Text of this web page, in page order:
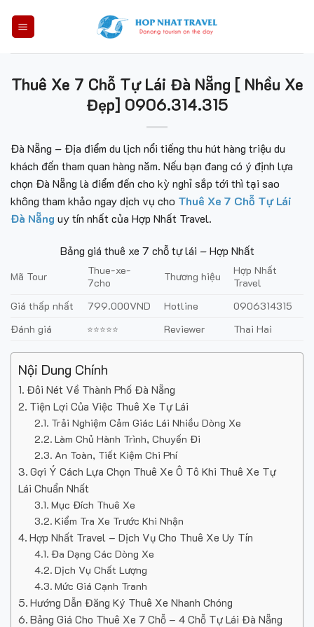
Thuê Xe 7 Chỗ Tự Lái Đà Nẵng [ Nhều Xe
Đẹp] 0906.314.315
Đà Nẵng – Địa điểm du lịch nổi tiếng thu hút hàng triệu du
khách đến tham quan hàng năm. Nếu bạn đang có ý định lựa
chọn Đà Nẵng là điểm đến cho kỳ nghỉ sắp tới thì tại sao
không tham khảo ngay dịch vụ cho Thuê Xe 7 Chỗ Tự Lái
Đà Nẵng uy tín nhất của Hợp Nhất Travel.
Bảng giá thuê xe 7 chỗ tự lái – Hợp Nhất
Mã Tour
Thue-xe-
7cho
Thương hiệu
Hợp Nhất
Travel
Giá thấp nhất
799.000VND Hotline
0906314315
Đánh giá
⭐⭐⭐⭐⭐ Reviewer Thai Hai
Nội Dung Chính
Đôi Nét Về Thành Phố Đà Nẵng
Tiện Lợi Của Việc Thuê Xe Tự Lái
Trải Nghiệm Cảm Giác Lái Nhiều Dòng Xe
Làm Chủ Hành Trình, Chuyến Đi
An Toàn, Tiết Kiệm Chi Phí
Gợi Ý Cách Lựa Chọn Thuê Xe Ô Tô Khi Thuê Xe Tự
Lái Chuẩn Nhất
Mục Đích Thuê Xe
Kiểm Tra Xe Trước Khi Nhận
Hợp Nhất Travel – Dịch Vụ Cho Thuê Xe Uy Tín
Đa Dạng Các Dòng Xe
Dịch Vụ Chất Lượng
Mức Giá Cạnh Tranh
Hướng Dẫn Đăng Ký Thuê Xe Nhanh Chóng
Bảng Giá Cho Thuê Xe 7 Chỗ – 4 Chỗ Tự Lái Đà Nẵng